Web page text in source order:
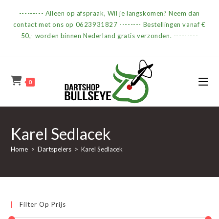
--------- Alleen op afspraak, Wil je langskomen? Neem dan
contact met ons op 0623931827 -------- Bestellingen vanaf €
50,- worden binnen Nederland gratis verzonden. ---------
0
Karel Sedlacek
Home > Dartspelers > Karel Sedlacek
Filter Op Prijs